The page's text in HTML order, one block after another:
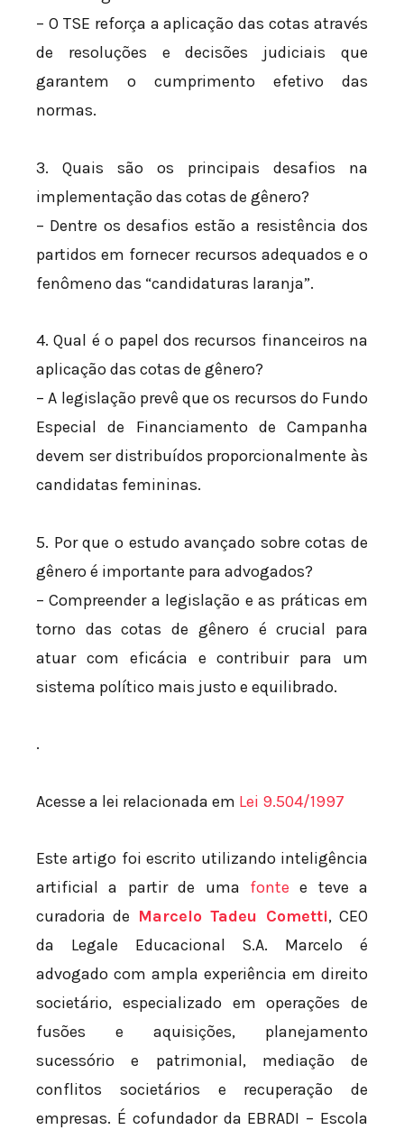
– O TSE reforça a aplicação das cotas através
de resoluções e decisões judiciais que
garantem o cumprimento efetivo das
normas.
3. Quais são os principais desafios na
implementação das cotas de gênero?
– Dentre os desafios estão a resistência dos
partidos em fornecer recursos adequados e o
fenômeno das “candidaturas laranja”.
4. Qual é o papel dos recursos financeiros na
aplicação das cotas de gênero?
– A legislação prevê que os recursos do Fundo
Especial de Financiamento de Campanha
devem ser distribuídos proporcionalmente às
candidatas femininas.
5. Por que o estudo avançado sobre cotas de
gênero é importante para advogados?
– Compreender a legislação e as práticas em
torno das cotas de gênero é crucial para
atuar com eficácia e contribuir para um
sistema político mais justo e equilibrado.
.
Acesse a lei relacionada em Lei 9.504/1997
Este artigo foi escrito utilizando inteligência
artificial a partir de uma fonte e teve a
curadoria de Marcelo Tadeu Cometti, CEO
da Legale Educacional S.A. Marcelo é
advogado com ampla experiência em direito
societário, especializado em operações de
fusões e aquisições, planejamento
sucessório e patrimonial, mediação de
conflitos societários e recuperação de
empresas. É cofundador da EBRADI – Escola